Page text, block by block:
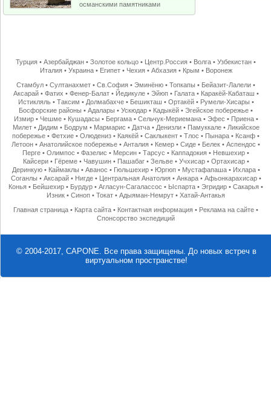
османскими памятниками
Турция •Азербайджан •Золотое кольцо • Центр.Россия • Волга •Узбекистан •
Италия• Украина• Египет• Чехия• Абхазия• Крым • Воронеж
Стамбул •Султанахмет •Св.София •Эминёню •Топкапы • Бейазит-Лалели •
Аксарай• Фатих • Фенер-Балат• Йедикуле• Эйюп• Галата• Каракёй-Кабаташ •
Истикляль• Таксим • Долмабахче• Бешикташ • Ортакёй• Румели-Хисары •
Босфорские районы •Адалары •Ускюдар • Кадыкёй •Эгейское побережье •
Измир• Чешме• Кушадасы • Бергама• Сельчук-Мериемана• Эфес • Приена•
Милет• Дидим • Бодрум • Мармарис • Датча• Денизли• Памуккале• Ликийское
побережье •Фетхие •Олюдениз • Каякёй •Саклыкент •Тлос • Пынара • Ксанф •
Летоон •Анатолийское побережье •Анталия • Кемер •Сиде • Белек •Аспендос •
Перге •Олимпос •Фазелис • Мерсин •Тарсус • Каппадокия • Невшехир •
Кайсери• Гёреме• Чавушин• Пашабаг• Зельве• Учхисар• Ортахисар•
Деринкую• Каймаклы • Аванос • Гюльшехир• Юргюп• Мустафапаша• Ихлара•
Соганлы • Аксарай• Нигде• Центральная Анатолия• Анкара• Афьонкарахисар•
Конья • Бейшехир • Бурдур •Агласун-Сагалассос • Ыспарта •Эгридир •Сакарья •
Изник •Синоп •Токат •Адыяман-Немрут •Хатай-Антакья
Главная страница • Карта сайта • Контактная информация • Реклама на сайте •
Спонсорство экспедиций
© 2004-2017, CAPONE. Все права защищены. До новых встреч в
виртуальном пространстве!